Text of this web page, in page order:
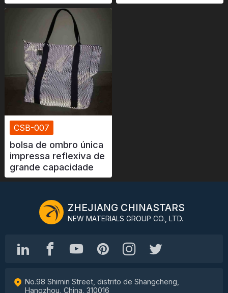
CSB-007
bolsa de ombro única
impressa reflexiva de
grande capacidade
ZHEJIANG CHINASTARS
NEW MATERIALS GROUP CO., LTD.
No.98 Shimin Street, distrito de Shangcheng,
Hangzhou, China, 310016